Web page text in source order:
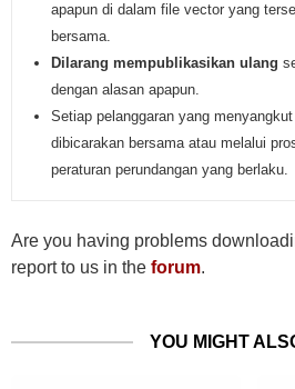
apapun di dalam file vector yang
bersama.
Dilarang mempublikasikan ulang
dengan alasan apapun.
Setiap pelanggaran yang menyangkut
dibicarakan bersama atau melalui
peraturan perundangan yang berlaku.
Are you having problems
report to us in the forum.
YOU MIGHT